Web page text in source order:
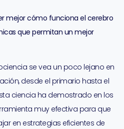
mejor cómo funciona el cerebro
que permitan un mejor
se vea un poco lejano en
desde el primario hasta el
ciencia ha demostrado en los
muy efectiva para que
en estrategias eficientes de